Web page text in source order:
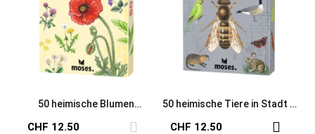
50 heimische Blumen
CHF 12.50
50 heimische Tiere in Stadt &
CHF 12.50